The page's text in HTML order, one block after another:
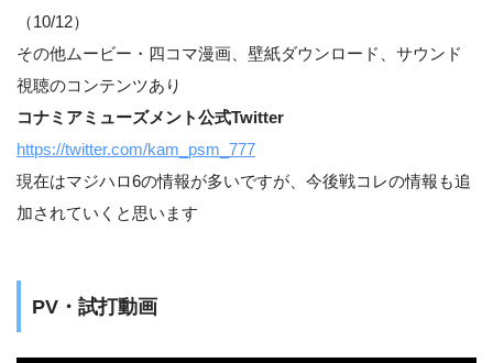
（10/12）
その他ムービー・四コマ漫画、壁紙ダウンロード、サウンド
視聴のコンテンツあり
コナミアミューズメント公式Twitter
https://twitter.com/kam_psm_777
現在はマジハロ6の情報が多いですが、今後戦コレの情報も追
加されていくと思います
PV・試打動画